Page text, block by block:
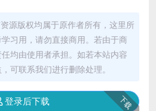
源版权均属于原作者所有，这里所
习用，请勿直接商用。若由于商
均由使用者承担。如若本站内容
可联系我们进行删除处理。
下载
登录后下载